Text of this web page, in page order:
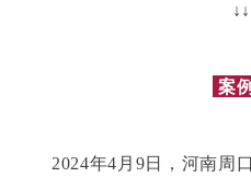
案
2024年4月9日，河南周